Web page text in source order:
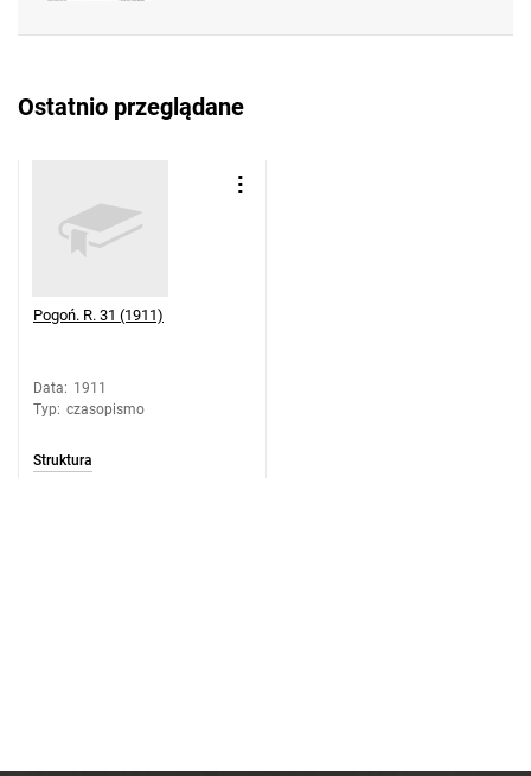
Ostatnio przeglądane
Pogoń. R. 31 (1911)
Data: 1911
Typ: czasopismo
Struktura